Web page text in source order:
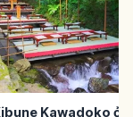
Kawadoko ở